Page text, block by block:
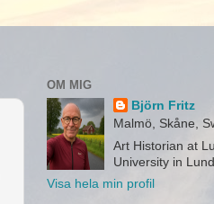
OM MIG
Björn Fritz
Malmö, Skåne,
Art Historian at
University in
Visa hela min profil